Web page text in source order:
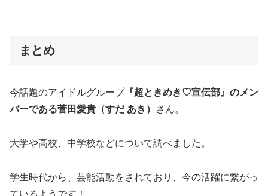
まとめ
今話題のアイドルグループ『超ときめき♡宣伝部』のメン
バーである菅田愛貴（すだ あき）
さん。
大学や高校、中学校などについて調べました。
学生時代から、芸能活動をされており、今の活躍に繋がっ
ているようです！